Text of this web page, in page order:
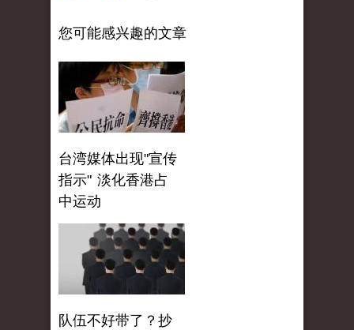
您可能感兴趣的文章
台湾媒体出现"宣传
指示" 淡化香港占
中运动
队伍不好带了？抄